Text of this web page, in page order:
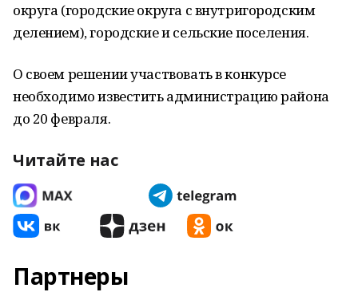
округа (городские округа с внутригородским
делением), городские и сельские поселения.
О своем решении участвовать в конкурсе
необходимо известить администрацию района
до 20 февраля.
Читайте нас
Партнеры